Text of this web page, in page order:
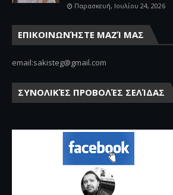
Παρασκευή, Ιουλίου 24, 2026
ΕΠΙΚΟΙΝΩΝΉΣΤΕ ΜΑΖΊ ΜΑΣ
email:sakisteg@gmail.com
ΣΥΝΟΛΙΚΈΣ ΠΡΟΒΟΛΈΣ ΣΕΛΊΔΑΣ